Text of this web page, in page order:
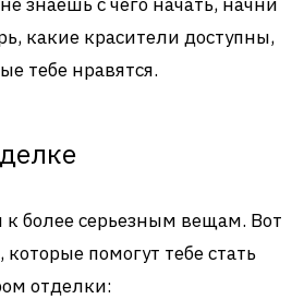
какие красители доступны,
тебе нравятся.
к более серьезным вещам. Вот
которые помогут тебе стать
отделки: